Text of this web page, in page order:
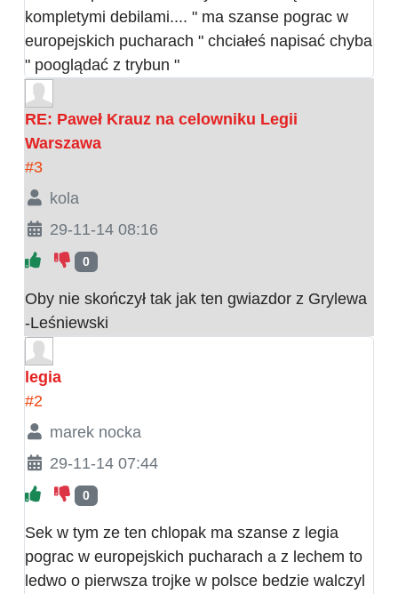
kompletymi debilami.... " ma szanse pograc w
europejskich pucharach " chciałeś napisać chyba
" pooglądać z trybun "
RE: Paweł Krauz na celowniku Legii
Warszawa
#3
kola
29-11-14 08:16
0
Oby nie skończył tak jak ten gwiazdor z Grylewa
-Leśniewski
legia
#2
marek nocka
29-11-14 07:44
0
Sek w tym ze ten chlopak ma szanse z legia
pograc w europejskich pucharach a z lechem to
ledwo o pierwsza trojke w polsce bedzie walczyl